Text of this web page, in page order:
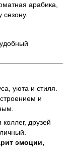
арабика,
сезону.
уюта и стиля.
и
друзей
эмоции,